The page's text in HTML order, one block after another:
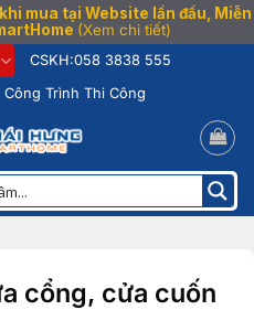
mua tại Website lần đầu, Miễn
(Xem chi tiết)
CSKH:058 3838 555
Công Trình Thi Công
cổng, cửa cuốn